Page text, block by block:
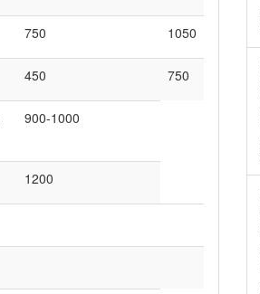
750 1050
450 750
900-1000
1200